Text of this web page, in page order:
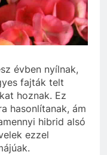
évben nyílnak,
fajták telt
hoznak. Ez
hasonlítanak, ám
hibrid alsó
ezzel